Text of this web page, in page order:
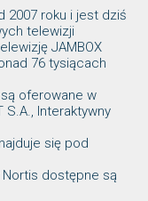
2007 roku i jest dziś
telewizji
JAMBOX
76 tysiącach
są oferowane w
S.A., Interaktywny
się pod
dostępne są